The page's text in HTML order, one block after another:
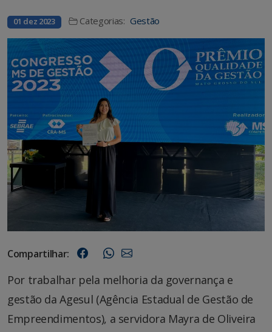
01 dez 2023 Categorias: Gestão
Compartilhar:
Por trabalhar pela melhoria da governança e
gestão da Agesul (Agência Estadual de Gestão de
Empreendimentos), a servidora Mayra de Oliveira